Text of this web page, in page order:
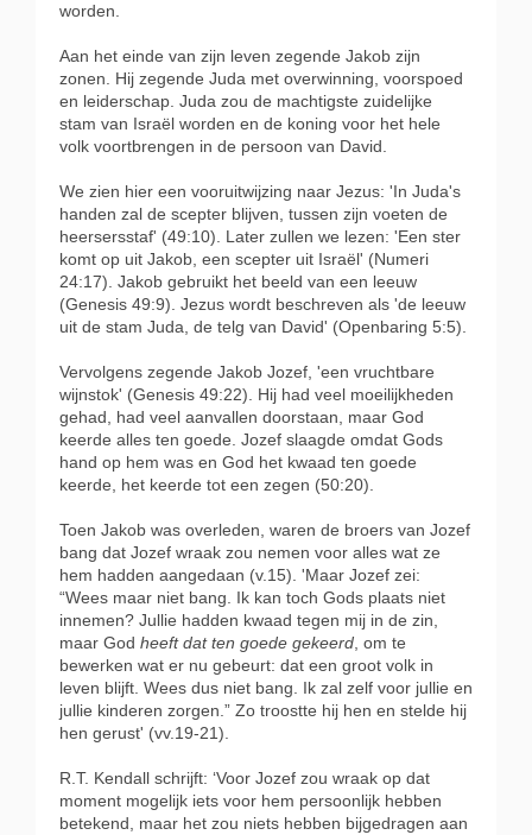
worden.
Aan het einde van zijn leven zegende Jakob zijn
zonen. Hij zegende Juda met overwinning, voorspoed
en leiderschap. Juda zou de machtigste zuidelijke
stam van Israël worden en de koning voor het hele
volk voortbrengen in de persoon van David.
We zien hier een vooruitwijzing naar Jezus: 'In Juda's
handen zal de scepter blijven, tussen zijn voeten de
heersersstaf' (49:10). Later zullen we lezen: 'Een ster
komt op uit Jakob, een scepter uit Israël' (Numeri
24:17). Jakob gebruikt het beeld van een leeuw
(Genesis 49:9). Jezus wordt beschreven als 'de leeuw
uit de stam Juda, de telg van David' (Openbaring 5:5).
Vervolgens zegende Jakob Jozef, 'een vruchtbare
wijnstok' (Genesis 49:22). Hij had veel moeilijkheden
gehad, had veel aanvallen doorstaan, maar God
keerde alles ten goede. Jozef slaagde omdat Gods
hand op hem was en God het kwaad ten goede
keerde, het keerde tot een zegen (50:20).
Toen Jakob was overleden, waren de broers van Jozef
bang dat Jozef wraak zou nemen voor alles wat ze
hem hadden aangedaan (v.15). 'Maar Jozef zei:
“Wees maar niet bang. Ik kan toch Gods plaats niet
innemen? Jullie hadden kwaad tegen mij in de zin,
maar God heeft dat ten goede gekeerd, om te
bewerken wat er nu gebeurt: dat een groot volk in
leven blijft. Wees dus niet bang. Ik zal zelf voor jullie en
jullie kinderen zorgen.” Zo troostte hij hen en stelde hij
hen gerust' (vv.19-21).
R.T. Kendall schrijft: ‘Voor Jozef zou wraak op dat
moment mogelijk iets voor hem persoonlijk hebben
betekend, maar het zou niets hebben bijgedragen aan